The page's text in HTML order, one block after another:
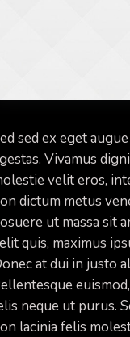
sed ex eget
Vivamus
velit eros,
dictum metus
ut massa sit
quis, maximus
at dui in justo
neque ut purus.
lacinia felis